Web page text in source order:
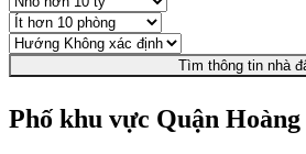
Tìm thông tin nhà
Phố khu vực Quận